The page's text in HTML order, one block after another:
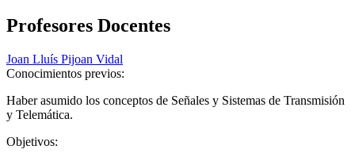
Profesores Docentes
Joan Lluís Pijoan Vidal
Conocimientos previos:
Haber asumido los conceptos de Señales y Sistemas de Transmisión
y Telemática.
Objetivos: